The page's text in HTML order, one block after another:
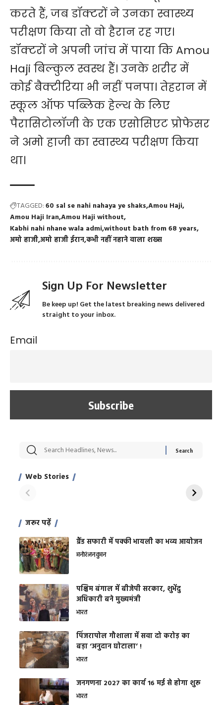
करते हैं, जब डॉक्टरों ने उनका स्वास्थ्य
परीक्षण किया तो वो हैरान रह गए।
डॉक्टरों ने अपनी जांच में पाया कि Amou
Haji बिल्कुल स्वस्थ हैं। उनके शरीर में
कोई बैक्टीरिया भी नहीं पनपा। तेहरान में
स्कूल ऑफ पब्लिक हेल्थ के लिए
पैरासिटोलॉजी के एक एसोसिएट प्रोफेसर
ने अमो हाजी का स्वास्थ्य परीक्षण किया
था।
TAGGED:60 sal se nahi nahaya ye shaks Amou Haji
Amou Haji IranAmou Haji without
Kabhi nahi nhane wala admiwithout bath from 68 years
अमो हाजीअमो हाजी ईरानकभी नहीं नहाने वाला शख्स
Sign Up For Newsletter
Be keep up! Get the latest breaking news delivered
straight to your inbox.
Email
Web Stories
सट्टेबाजी में अरेस्ट हुए
साहिल खान
रोज एक कच्चे लहसुन
जरूर पढ़ें
ग्रैंड सफारी में पक्की भायली का भव्य आयोजन
मनोरंजनवुमन
पश्चिम बंगाल में बीजेपी सरकार, शुभेंदु
अधिकारी बने मुख्यमंत्री
भारत
​पिंजरापोल गौशाला में सवा दो करोड़ का
बड़ा ‘अनुदान घोटाला’ !
भारत
जनगणना 2027 का कार्य 16 मई से होगा शुरू
भारत